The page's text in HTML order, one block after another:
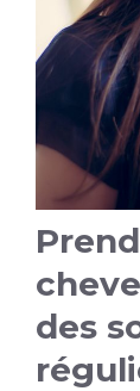
des